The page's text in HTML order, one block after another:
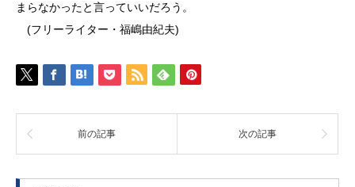
まらなかったと言っていいだろう。
(フリーライター・福嶋由紀夫)
前の記事 次の記事